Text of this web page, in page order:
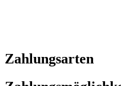
Zahlungsarten